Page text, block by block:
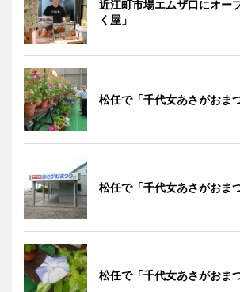
近江町市場エムザ口にオー
く屋」
松任で「千代女あさがおま
松任で「千代女あさがおま
松任で「千代女あさがおま